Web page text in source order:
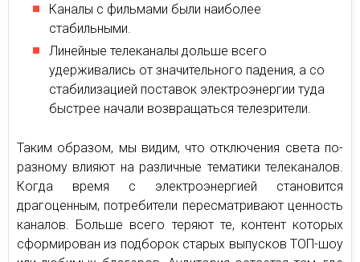
Каналы с фильмами были наиболее
стабильными.
Линейные телеканалы дольше всего
удерживались от значительного падения, а со
стабилизацией поставок электроэнергии туда
быстрее начали возвращаться телезрители.
Таким образом, мы видим, что отключения света по-
разному влияют на различные тематики телеканалов.
Когда время с электроэнергией становится
драгоценным, потребители пересматривают ценность
каналов. Больше всего теряют те, контент которых
сформирован из подборок старых выпусков ТОП-шоу